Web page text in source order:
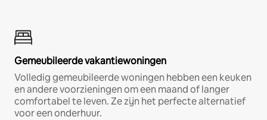
Gemeubileerde vakantiewoningen
Volledig gemeubileerde woningen hebben een keuken
en andere voorzieningen om een maand of langer
comfortabel te leven. Ze zijn het perfecte alternatief
voor een onderhuur.